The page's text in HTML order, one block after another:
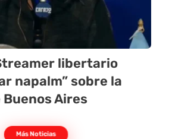
libertario
napalm” sobre la
Aires
Más Noticias